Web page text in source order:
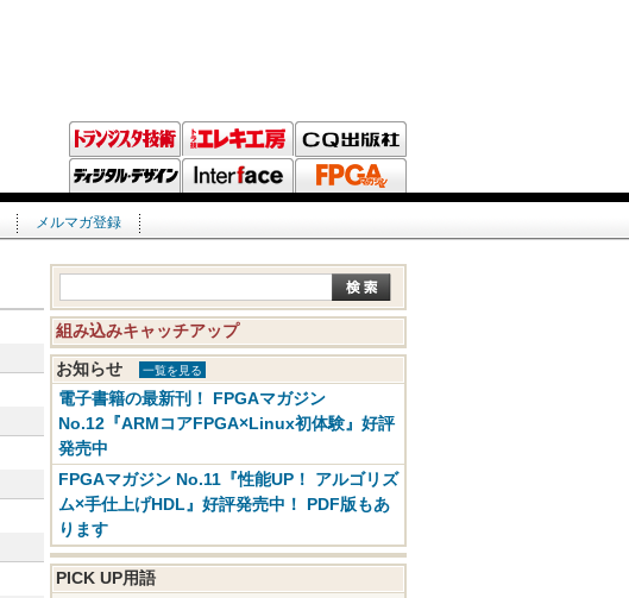
メルマガ登録
組み込みキャッチアップ
お知らせ 一覧を見る
電子書籍の最新刊！ FPGAマガジン
No.12『ARMコアFPGA×Linux初体験』好評
発売中
FPGAマガジン No.11『性能UP！ アルゴリズ
ム×手仕上げHDL』好評発売中！ PDF版もあ
ります
PICK UP用語